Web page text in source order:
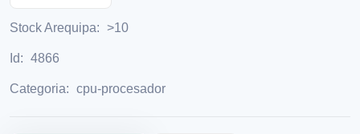
Stock Arequipa: >10
Id: 4866
Categoria: cpu-procesador